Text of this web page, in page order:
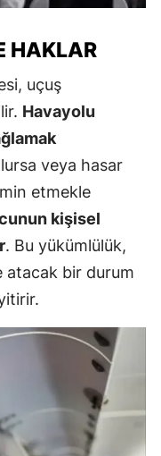
HAKLAR
uçuş
Havayolu
veya hasar
etmekle
kişisel
. Bu yükümlülük,
atacak bir durum